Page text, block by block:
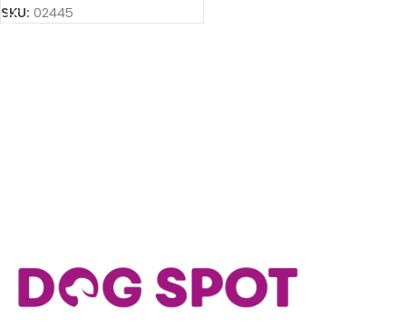
SKU: 02445